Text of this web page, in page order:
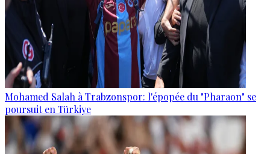
Mohamed Salah à Trabzonspor: l'épopée du "Pharaon" se
poursuit en Türkiye